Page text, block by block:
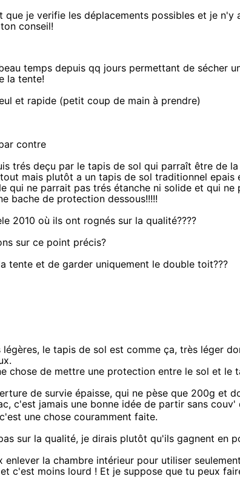
que je verifie les déplacements possibles et je n'y
conseil!
temps depuis qq jours permettant de sécher
la tente!
et rapide (petit coup de main à prendre)
contre
trés deçu par le tapis de sol qui parraît être de
mais plutôt a un tapis de sol traditionnel epais
qui ne parrait pas trés étanche ni solide et qui ne
bache de protection dessous!!!!!
2010 où ils ont rognés sur la qualité????
sur ce point précis?
tente et de garder uniquement le double toit???
le tapis de sol est comme ça, très léger
chose de mettre une protection entre le sol et le
de survie épaisse, qui ne pèse que 200g et
c'est jamais une bonne idée de partir sans couv'
une chose couramment faite.
sur la qualité, je dirais plutôt qu'ils gagnent en
enlever la chambre intérieur pour utiliser
c'est moins lourd ! Et je suppose que tu peux